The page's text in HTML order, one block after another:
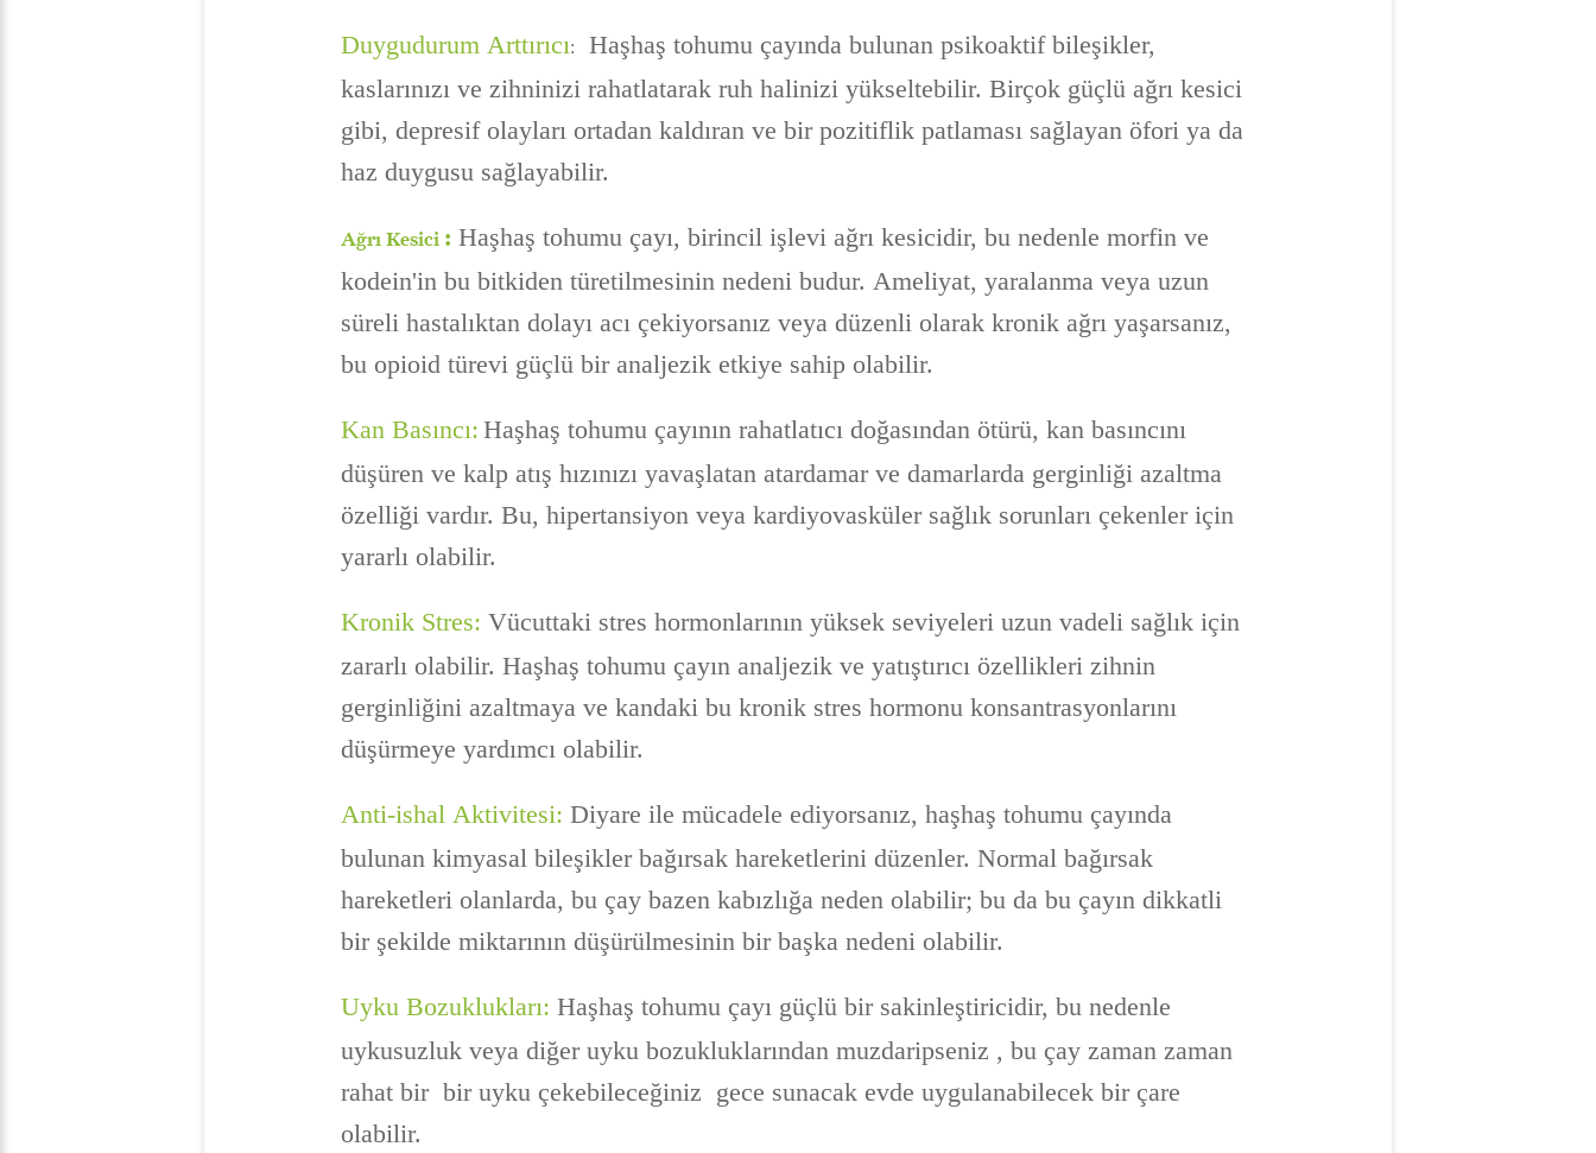
Duygudurum Arttırıcı:
Haşhaş tohumu çayında bulunan psikoaktif bileşikler,
kaslarınızı ve zihninizi rahatlatarak ruh halinizi yükseltebilir. Birçok güçlü ağrı kesici
gibi, depresif olayları ortadan kaldıran ve bir pozitiflik patlaması sağlayan öfori ya da
haz duygusu sağlayabilir.
Ağrı Kesici : Haşhaş tohumu çayı, birincil işlevi ağrı kesicidir, bu nedenle morfin ve
kodein'in bu bitkiden türetilmesinin nedeni budur. Ameliyat, yaralanma veya uzun
süreli hastalıktan dolayı acı çekiyorsanız veya düzenli olarak kronik ağrı yaşarsanız,
bu opioid türevi güçlü bir analjezik etkiye sahip olabilir.
Kan Basıncı: Haşhaş tohumu çayının rahatlatıcı doğasından ötürü, kan basıncını
düşüren ve kalp atış hızınızı yavaşlatan atardamar ve damarlarda gerginliği azaltma
özelliği vardır. Bu, hipertansiyon veya kardiyovasküler sağlık sorunları çekenler için
yararlı olabilir.
Kronik Stres: Vücuttaki stres hormonlarının yüksek seviyeleri uzun vadeli sağlık için
zararlı olabilir. Haşhaş tohumu çayın analjezik ve yatıştırıcı özellikleri zihnin
gerginliğini azaltmaya ve kandaki bu kronik stres hormonu konsantrasyonlarını
düşürmeye yardımcı olabilir.
Anti-ishal Aktivitesi: Diyare ile mücadele ediyorsanız, haşhaş tohumu çayında
bulunan kimyasal bileşikler bağırsak hareketlerini düzenler. Normal bağırsak
hareketleri olanlarda, bu çay bazen kabızlığa neden olabilir; bu da bu çayın dikkatli
bir şekilde miktarının düşürülmesinin bir başka nedeni olabilir.
Uyku Bozuklukları: Haşhaş tohumu çayı güçlü bir sakinleştiricidir, bu nedenle
uykusuzluk veya diğer uyku bozukluklarından muzdaripseniz , bu çay zaman zaman
rahat bir bir uyku çekebileceğiniz gece sunacak evde uygulanabilecek bir çare
olabilir.